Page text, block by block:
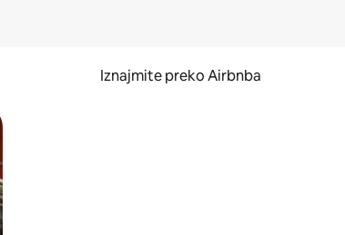
Iznajmite preko Airbnba